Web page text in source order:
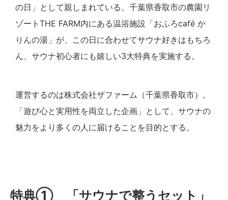
の日」として親しまれている。千葉県香取市の農園リ
ゾートTHE FARM内にある温浴施設「おふろcafé か
りんの湯」が、この日に合わせてサウナ好きはもちろ
ん、サウナ初心者にも嬉しい3大特典を実施する。
運営するのは株式会社ザファーム（千葉県香取市）。
「遊び心と実用性を両立した企画」として、サウナの
魅力をより多くの人に届けることを目的とする。
特典① 「サウナで整うセット」